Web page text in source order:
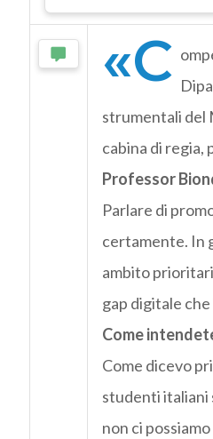
«C
strumentali del
cabina di regia,
Professor
Parlare di
certamente. In
ambito
gap digitale
Come
Come dicevo
studenti italiani
non ci